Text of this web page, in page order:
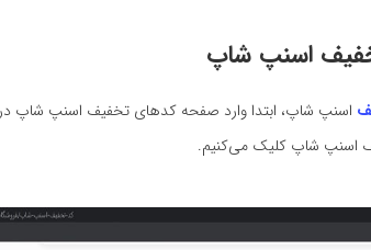
اسنپ شاپ
اسنپ شاپ، ابتدا وارد صفحه کدهای تخفیف اسنپ شاپ
اسنپ شاپ کلیک می‌کنیم.